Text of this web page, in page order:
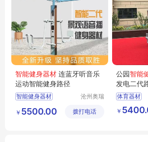
智能健身器材 连蓝牙听音乐
运动智能健身路径
智能健身器材
膜结构智能健身器材
沧州奥瑞
制造有限
￥ 5500.00 拨打电话
公园智能
发电二代
机
体育器材
智能健身器
生产智能健
￥